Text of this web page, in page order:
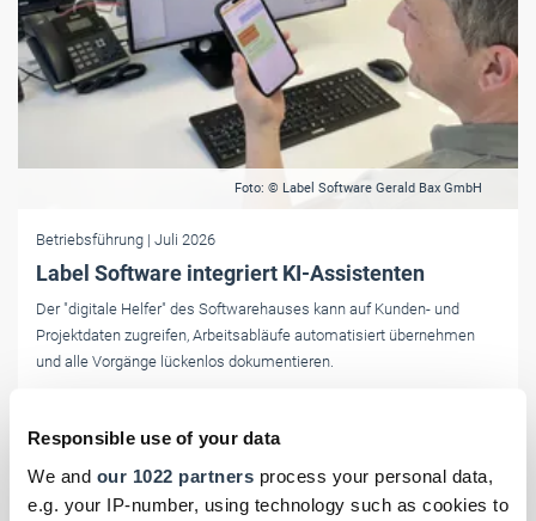
Responsible use of your data
We and our 1022 partners process your personal data,
e.g. your IP-number, using technology such as cookies to
Foto: © Label Software Gerald Bax GmbH
Betriebsführung | Juli 2026
Label Software integriert KI-Assistenten
Der "digitale Helfer" des Softwarehauses kann auf Kunden- und
Projektdaten zugreifen, Arbeitsabläufe automatisiert übernehmen
und alle Vorgänge lückenlos dokumentieren.